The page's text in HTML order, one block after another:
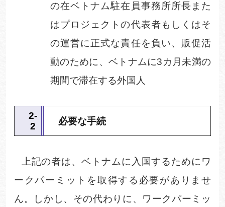
の在ベトナム駐在員事務所所長また
はプロジェクトの代表者もしくはそ
の運営に正式な責任を負い、販促活
動のために、ベトナムに3カ月未満の
期間で滞在する外国人
2‐
2
必要な手続
上記の者は、ベトナムに入国するためにワ
ークパーミットを取得する必要がありませ
ん。しかし、その代わりに、ワークパーミッ